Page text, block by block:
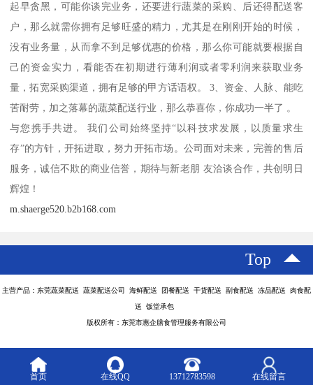
起早贪黑，可能你谈完业务，还要进行蔬菜的采购、后还得配送客
户，那么就需你拥有足够旺盛的精力，尤其是在刚刚开始的时候，
没有业务量，从而拿不到足够优惠的价格，那么你可能就要根据自
己的资金实力，看能否在初期进行薄利润或者零利润来获取业务
量，拓宽采购渠道，拥有足够的甲方话语权。 3、资金、人脉、能吃
苦耐劳，加之落幕的蔬菜配送行业，那么恭喜你，你成功一半了 。
与您携手共进。 我们公司始终坚持“以科技求发展，以质量求生
存”的方针，开拓进取，努力开拓市场。公司面对未来，完善的售后
服务，诚信不欺的商业信誉，期待与新老朋 友洽谈合作，共创明日
辉煌！
m.shaerge520.b2b168.com
Top
主营产品：东莞蔬菜配送 蔬菜配送公司 海鲜配送 团餐配送 干货配送 副食配送 冻品配送 肉食配
送 饭堂承包
版权所有：东莞市惠企膳食管理服务有限公司
首页 在线QQ 13712783598 在线留言